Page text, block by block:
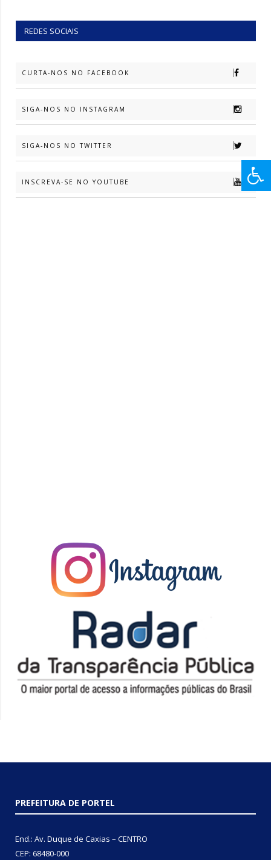
REDES SOCIAIS
CURTA-NOS NO FACEBOOK
SIGA-NOS NO INSTAGRAM
SIGA-NOS NO TWITTER
INSCREVA-SE NO YOUTUBE
PREFEITURA DE PORTEL
End.: Av. Duque de Caxias – CENTRO
CEP: 68480-000